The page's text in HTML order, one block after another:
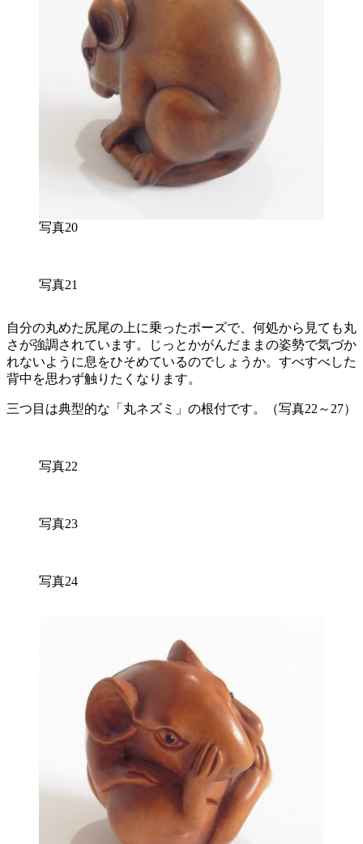
写真20
写真21
自分の丸めた尻尾の上に乗ったポーズで、何処から見ても丸
さが強調されています。じっとかがんだままの姿勢で気づか
れないように息をひそめているのでしょうか。すべすべした
背中を思わず触りたくなります。
三つ目は典型的な「丸ネズミ」の根付です。（写真22～27）
写真22
写真23
写真24